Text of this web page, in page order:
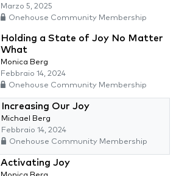
Marzo 5, 2025
Onehouse Community Membership
Holding a State of Joy No Matter
What
Monica Berg
Febbraio 14, 2024
Onehouse Community Membership
Increasing Our Joy
Michael Berg
Febbraio 14, 2024
Onehouse Community Membership
Activating Joy